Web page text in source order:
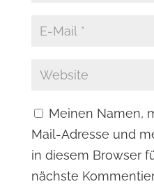
Meinen Namen,
Mail-Adresse und
in diesem Browser
nächste